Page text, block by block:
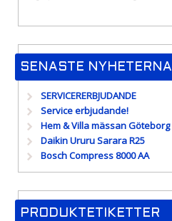
SENASTE NYHETERNA
SERVICERERBJUDANDE
Service erbjudande!
Hem & Villa mässan Göteborg
Daikin Ururu Sarara R25
Bosch Compress 8000 AA
PRODUKTETIKETTER